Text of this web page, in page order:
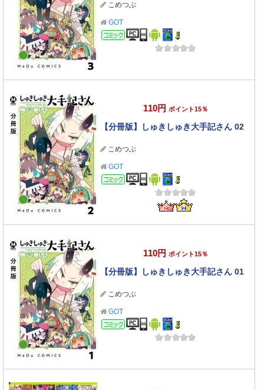
こめつぶ
GOT
コミック
110円 ポイント15％
【分冊版】しゅきしゅき大手記さん 02
こめつぶ
GOT
コミック
110円 ポイント15％
【分冊版】しゅきしゅき大手記さん 01
こめつぶ
GOT
コミック